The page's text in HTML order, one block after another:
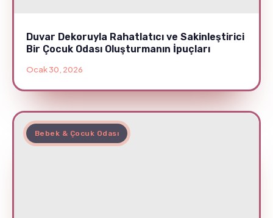
Duvar Dekoruyla Rahatlatıcı ve Sakinleştirici
Bir Çocuk Odası Oluşturmanın İpuçları
Ocak 30, 2026
Bebek & Çocuk Odası